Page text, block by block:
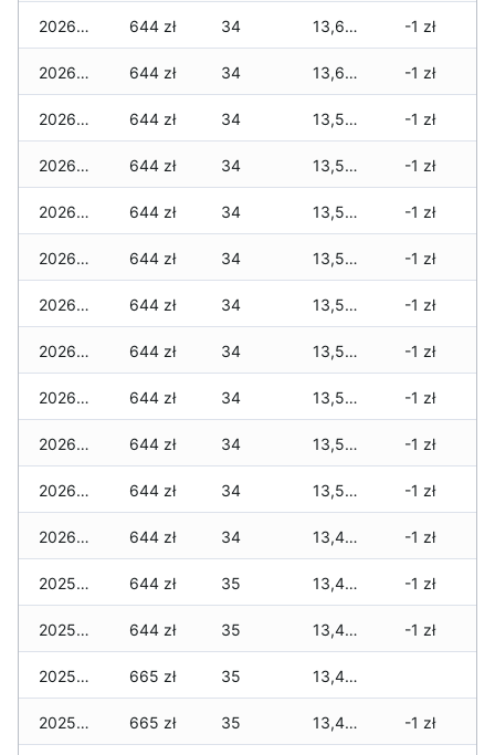
2026-01-13 644 zł 34 13,608 zł -1 zł
2026-01-12 644 zł 34 13,608 zł -1 zł
2026-01-11 644 zł 34 13,566 zł -1 zł
2026-01-09 644 zł 34 13,566 zł -1 zł
2026-01-08 644 zł 34 13,566 zł -1 zł
2026-01-07 644 zł 34 13,566 zł -1 zł
2026-01-06 644 zł 34 13,566 zł -1 zł
2026-01-05 644 zł 34 13,545 zł -1 zł
2026-01-04 644 zł 34 13,545 zł -1 zł
2026-01-03 644 zł 34 13,524 zł -1 zł
2026-01-02 644 zł 34 13,517 zł -1 zł
2026-01-01 644 zł 34 13,496 zł -1 zł
2025-12-31 644 zł 35 13,496 zł -1 zł
2025-12-30 644 zł 35 13,496 zł -1 zł
2025-12-29 665 zł 35 13,475 zł
2025-12-28 665 zł 35 13,433 zł -1 zł